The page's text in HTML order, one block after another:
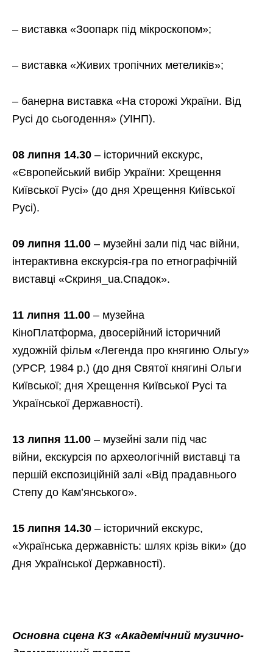
– виставка «Зоопарк під мікроскопом»;
– виставка «Живих тропічних метеликів»;
– банерна виставка «На сторожі України. Від
Русі до сьогодення» (УІНП).
08 липня 14.30 – історичний екскурс,
«Європейський вибір України: Хрещення
Київської Русі» (до дня Хрещення Київської
Русі).
09 липня 11.00 – музейні зали під час війни,
інтерактивна екскурсія-гра по етнографічній
виставці «Скриня_ua.Спадок».
11 липня 11.00 – музейна
КіноПлатформа, двосерійний історичний
художній фільм «Легенда про княгиню Ольгу»
(УРСР, 1984 р.) (до дня Святої княгині Ольги
Київської; дня Хрещення Київської Русі та
Української Державності).
13 липня 11.00 – музейні зали під час
війни, екскурсія по археологічній виставці та
першій експозиційній залі «Від прадавнього
Степу до Кам’янського».
15 липня 14.30 – історичний екскурс,
«Українська державність: шлях крізь віки» (до
Дня Української Державності).
Основна сцена КЗ «Академічний музично-